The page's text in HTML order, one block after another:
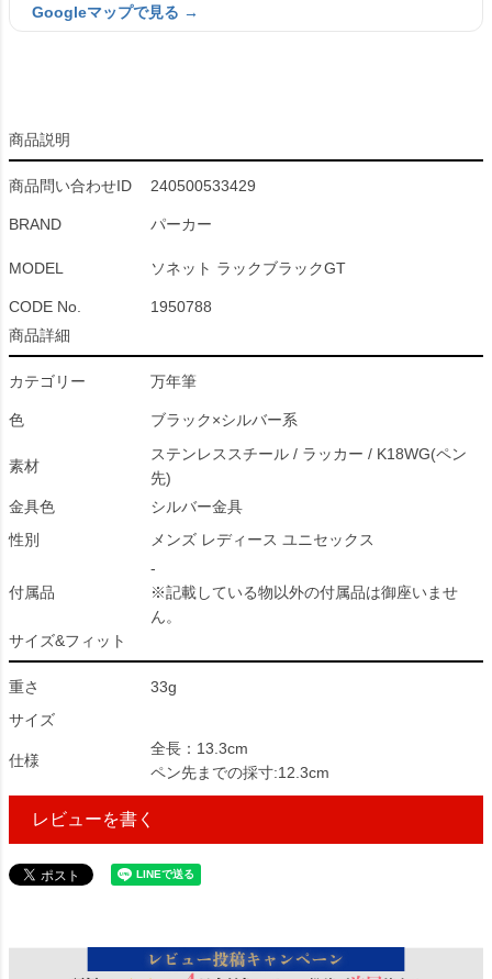
Googleマップで見る →
商品説明
商品問い合わせID 240500533429
BRAND パーカー
MODEL ソネット ラックブラックGT
CODE No.
1950788
商品詳細
カテゴリー 万年筆
色 ブラック×シルバー系
素材
ステンレススチール / ラッカー / K18WG(ペン
先)
金具色
シルバー金具
性別
メンズ レディース ユニセックス
付属品
-
※記載している物以外の付属品は御座いませ
ん。
サイズ&フィット
重さ
33g
サイズ
仕様
全長：13.3cm
ペン先までの採寸:12.3cm
レビューを書く